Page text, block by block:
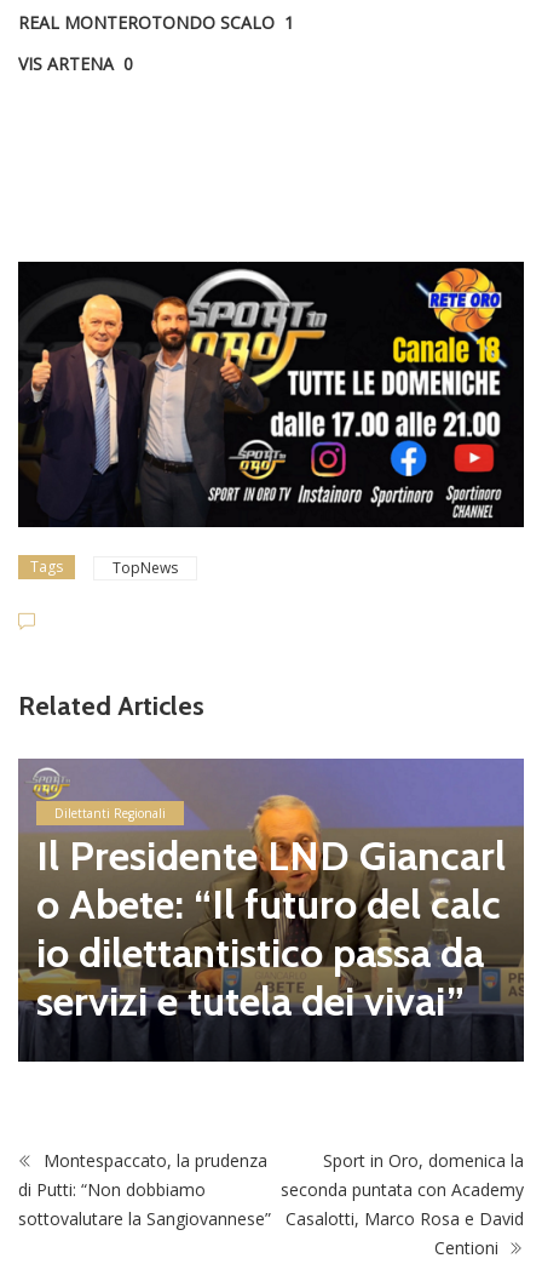
REAL MONTEROTONDO SCALO 1
VIS ARTENA 0
Tags TopNews
Related Articles
Dilettanti Regionali
Il Presidente LND Giancarl
o Abete: “Il futuro del calc
io dilettantistico passa da
servizi e tutela dei vivai”
Montespaccato, la prudenza
di Putti: “Non dobbiamo
sottovalutare la Sangiovannese”
Sport in Oro, domenica la
seconda puntata con Academy
Casalotti, Marco Rosa e David
Centioni